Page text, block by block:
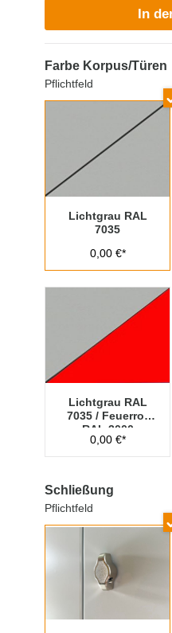
In
Farbe Korpus/Türen
Pflichtfeld
Lichtgrau RAL
7035
0,00 €*
Lichtgrau RAL
7035 / Feuerrot
RAL 3000
0,00 €*
Schließung
Pflichtfeld